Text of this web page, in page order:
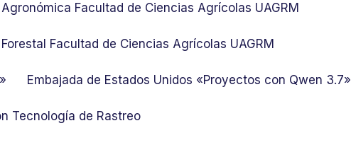
Facultad de Ciencias Agrícolas UAGRM
Facultad de Ciencias Agrícolas UAGRM
Embajada de Estados Unidos «Proyectos con Qwen 3.7»
Tecnología de Rastreo